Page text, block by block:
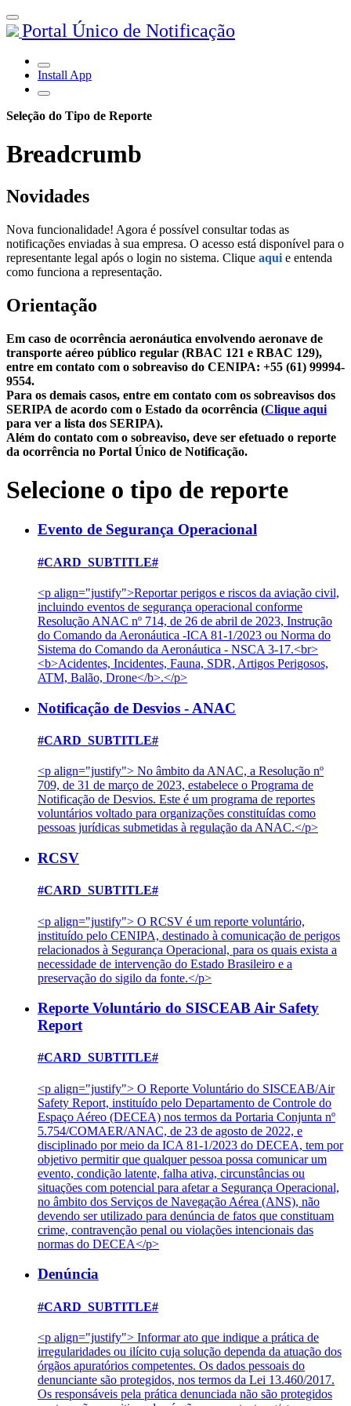
Portal Único de Notificação
Install App
Seleção do Tipo de Reporte
Breadcrumb
Novidades
Nova funcionalidade! Agora é possível consultar todas as
notificações enviadas à sua empresa. O acesso está disponível para o
representante legal após o login no sistema. Clique aqui e entenda
como funciona a representação.
Orientação
Em caso de ocorrência aeronáutica envolvendo aeronave de
transporte aéreo público regular (RBAC 121 e RBAC 129),
entre em contato com o sobreaviso do CENIPA: +55 (61) 99994-
9554.
Para os demais casos, entre em contato com os sobreavisos dos
SERIPA de acordo com o Estado da ocorrência (Clique aqui
para ver a lista dos SERIPA).
Além do contato com o sobreaviso, deve ser efetuado o reporte
da ocorrência no Portal Único de Notificação.
Selecione o tipo de reporte
Evento de Segurança Operacional
#CARD_SUBTITLE#
<p align="justify">Reportar perigos e riscos da aviação civil,
incluindo eventos de segurança operacional conforme
Resolução ANAC nº 714, de 26 de abril de 2023, Instrução
do Comando da Aeronáutica -ICA 81-1/2023 ou Norma do
Sistema do Comando da Aeronáutica - NSCA 3-17.<br>
<b>Acidentes, Incidentes, Fauna, SDR, Artigos Perigosos,
ATM, Balão, Drone</b>.</p>
Notificação de Desvios - ANAC
#CARD_SUBTITLE#
<p align="justify"> No âmbito da ANAC, a Resolução nº
709, de 31 de março de 2023, estabelece o Programa de
Notificação de Desvios. Este é um programa de reportes
voluntários voltado para organizações constituídas como
pessoas jurídicas submetidas à regulação da ANAC.</p>
RCSV
#CARD_SUBTITLE#
<p align="justify"> O RCSV é um reporte voluntário,
instituído pelo CENIPA, destinado à comunicação de perigos
relacionados à Segurança Operacional, para os quais exista a
necessidade de intervenção do Estado Brasileiro e a
preservação do sigilo da fonte.</p>
Reporte Voluntário do SISCEAB Air Safety
Report
#CARD_SUBTITLE#
<p align="justify"> O Reporte Voluntário do SISCEAB/Air
Safety Report, instituído pelo Departamento de Controle do
Espaço Aéreo (DECEA) nos termos da Portaria Conjunta nº
5.754/COMAER/ANAC, de 23 de agosto de 2022, e
disciplinado por meio da ICA 81-1/2023 do DECEA, tem por
objetivo permitir que qualquer pessoa possa comunicar um
evento, condição latente, falha ativa, circunstâncias ou
situações com potencial para afetar a Segurança Operacional,
no âmbito dos Serviços de Navegação Aérea (ANS), não
devendo ser utilizado para denúncia de fatos que constituam
crime, contravenção penal ou violações intencionais das
normas do DECEA</p>
Denúncia
#CARD_SUBTITLE#
<p align="justify"> Informar ato que indique a prática de
irregularidades ou ilícito cuja solução dependa da atuação dos
órgãos apuratórios competentes. Os dados pessoais do
denunciante são protegidos, nos termos da Lei 13.460/2017.
Os responsáveis pela prática denunciada não são protegidos